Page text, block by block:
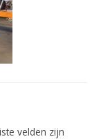
velden zijn